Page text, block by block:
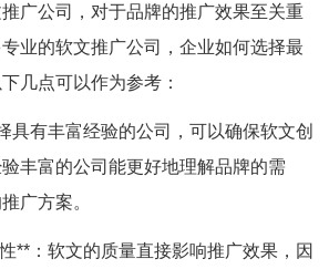
广公司，对于品牌的推广效果至关重
业的软文推广公司，企业如何选择最
几点可以作为参考：
具有丰富经验的公司，可以确保软文创
丰富的公司能更好地理解品牌的需
广方案。
**：软文的质量直接影响推广效果，因